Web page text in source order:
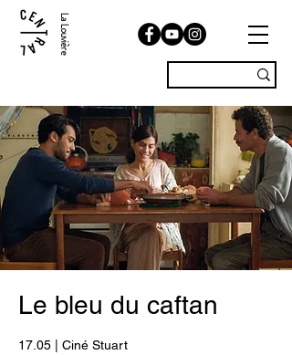
La Louvière
Le bleu du caftan
17.05 | Ciné Stuart